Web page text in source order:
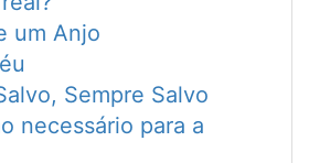
um Anjo
Sempre Salvo
necessário para a